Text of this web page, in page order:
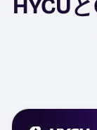
HYCU